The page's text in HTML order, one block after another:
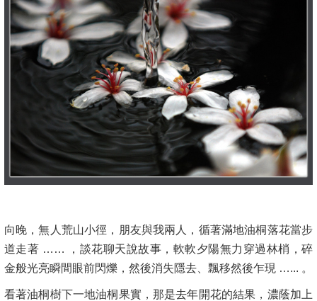
向晚，無人荒山小徑，朋友與我兩人，循著滿地油桐落花當步
道走著 …… ，談花聊天說故事，軟軟夕陽無力穿過林梢，碎
金般光亮瞬間眼前閃爍，然後消失隱去、飄移然後乍現 …... 。
看著油桐樹下一地油桐果實，那是去年開花的結果，濃蔭加上